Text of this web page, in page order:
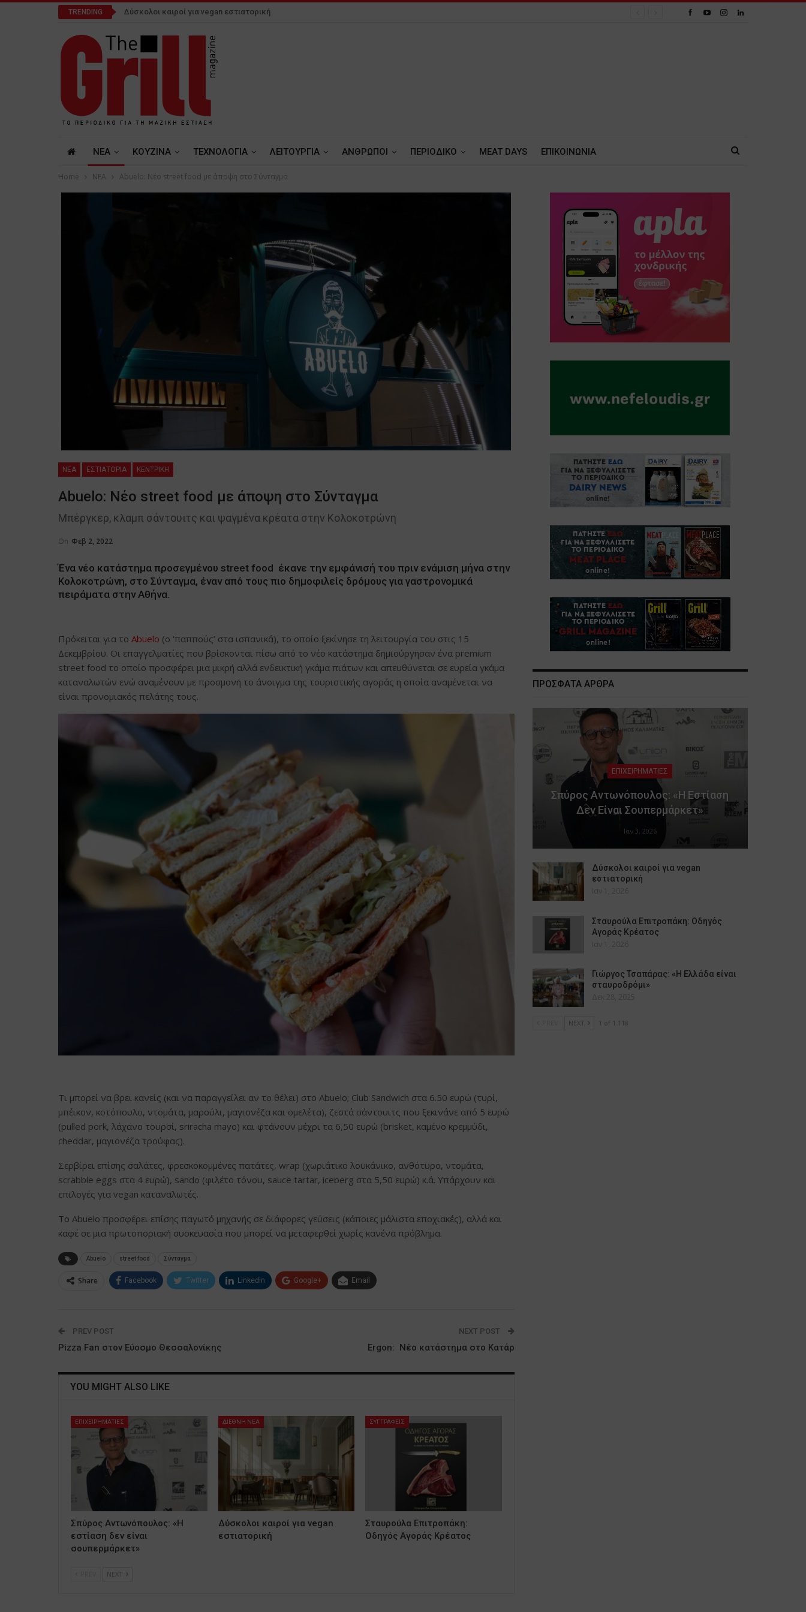
TRENDING Δύσκολοι καιροί για vegan εστιατορική
NEA ΚΟΥΖΙΝΑ ΤΕΧΝΟΛΟΓΙΑ ΛΕΙΤΟΥΡΓΙΑ ΑΝΘΡΩΠΟΙ ΠΕΡΙΟΔΙΚΟ MEAT DAYS ΕΠΙΚΟΙΝΩΝΙΑ
Home NEA Abuelo: Νέο street food με άποψη στο Σύνταγμα
NEA ΕΣΤΙΑΤΟΡΙΑ ΚΕΝΤΡΙΚΗ
Abuelo: Νέο street food με άποψη στο Σύνταγμα
Μπέργκερ, κλαμπ σάντουιτς και ψαγμένα κρέατα στην Κολοκοτρώνη
On Φεβ 2, 2022
Ένα νέο κατάστημα προσεγμένου street food έκανε την εμφάνισή του πριν ενάμιση μήνα στην
Κολοκοτρώνη, στο Σύνταγμα, έναν από τους πιο δημοφιλείς δρόμους για γαστρονομικά
πειράματα στην Αθήνα.
Πρόκειται για το Abuelo (ο ‘παππούς’ στα ισπανικά), το οποίο ξεκίνησε τη λειτουργία του στις 15
Δεκεμβρίου. Οι επαγγελματίες που βρίσκονται πίσω από το νέο κατάστημα δημιούργησαν ένα premium
street food το οποίο προσφέρει μια μικρή αλλά ενδεικτική γκάμα πιάτων και απευθύνεται σε ευρεία γκάμα
καταναλωτών ενώ αναμένουν με προσμονή το άνοιγμα της τουριστικής αγοράς η οποία αναμένεται να
είναι προνομιακός πελάτης τους.
Τι μπορεί να βρει κανείς (και να παραγγείλει αν το θέλει) στο Abuelo; Club Sandwich στα 6.50 ευρώ (τυρί,
μπέικον, κοτόπουλο, ντομάτα, μαρούλι, μαγιονέζα και ομελέτα), ζεστά σάντουιτς που ξεκινάνε από 5 ευρώ
(pulled pork, λάχανο τουρσί, sriracha mayo) και φτάνουν μέχρι τα 6,50 ευρώ (brisket, καμένο κρεμμύδι,
cheddar, μαγιονέζα τρούφας).
Σερβίρει επίσης σαλάτες, φρεσκοκομμένες πατάτες, wrap (χωριάτικο λουκάνικο, ανθότυρο, ντομάτα,
scrabble eggs στα 4 ευρώ), sando (φιλέτο τόνου, sauce tartar, iceberg στα 5,50 ευρώ) κ.ά. Υπάρχουν και
επιλογές για vegan καταναλωτές.
To Abuelo προσφέρει επίσης παγωτό μηχανής σε διάφορες γεύσεις (κάποιες μάλιστα εποχιακές), αλλά και
καφέ σε μια πρωτοποριακή συσκευασία που μπορεί να μεταφερθεί χωρίς κανένα πρόβλημα.
Abuelo street food Σύνταγμα
Share Facebook Twitter Linkedin Google+ Email
PREV POST
Pizza Fan στον Εύοσμο Θεσσαλονίκης
NEXT POST
Ergon: Νέο κατάστημα στο Κατάρ
YOU MIGHT ALSO LIKE
ΕΠΙΧΕΙΡΗΜΑΤΙΕΣ
Σπύρος Αντωνόπουλος: «Η
εστίαση δεν είναι
σουπερμάρκετ»
ΔΙΕΘΝΗ ΝΕΑ
Δύσκολοι καιροί για vegan
εστιατορική
ΣΥΓΓΡΑΦΕΙΣ
Σταυρούλα Επιτροπάκη:
Οδηγός Αγοράς Κρέατος
NEXT
ΠΡΟΣΦΑΤΑ ΑΡΘΡΑ
ΕΠΙΧΕΙΡΗΜΑΤΙΕΣ
Σπύρος Αντωνόπουλος: «Η Εστίαση
Δεν Είναι Σουπερμάρκετ»
Ιαν 3, 2026
Δύσκολοι καιροί για vegan
εστιατορική
Ιαν 1, 2026
Σταυρούλα Επιτροπάκη: Οδηγός
Αγοράς Κρέατος
Ιαν 1, 2026
Γιώργος Τσαπάρας: «Η Ελλάδα είναι
σταυροδρόμι»
Δεκ 28, 2025
NEXT 1 of 1.118